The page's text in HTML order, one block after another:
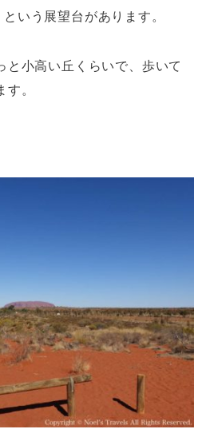
いう展望台があります。
と小高い丘くらいで、歩いて
。